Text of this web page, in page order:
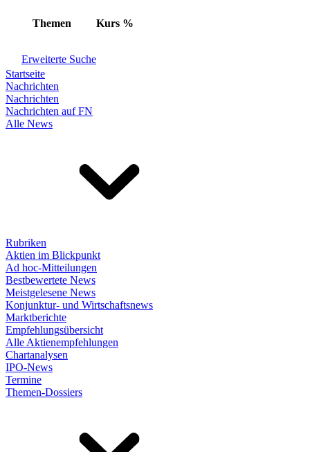
Themen Kurs %
Erweiterte Suche
Startseite
Nachrichten
Nachrichten
Nachrichten auf FN
Alle News
Rubriken
Aktien im Blickpunkt
Ad hoc-Mitteilungen
Bestbewertete News
Meistgelesene News
Konjunktur- und Wirtschaftsnews
Marktberichte
Empfehlungsübersicht
Alle Aktienempfehlungen
Chartanalysen
IPO-News
Termine
Themen-Dossiers